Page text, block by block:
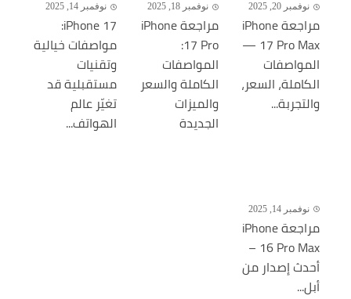
نوفمبر 20, 2025
مراجعة iPhone
17 Pro Max —
المواصفات
الكاملة، السعر،
والتجربة...
نوفمبر 18, 2025
مراجعة iPhone
17 Pro:
المواصفات
الكاملة والسعر
والميزات
الجديدة
نوفمبر 14, 2025
iPhone 17:
مواصفات خيالية
وتقنيات
مستقبلية قد
تغيّر عالم
الهواتف...
نوفمبر 14, 2025
مراجعة iPhone
16 Pro Max –
أحدث إصدار من
أبل...